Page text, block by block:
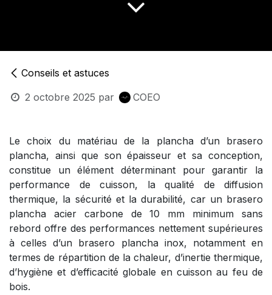
Conseils et astuces
2 octobre 2025 par COEO
Le choix du matériau de la plancha d’un brasero
plancha, ainsi que son épaisseur et sa conception,
constitue un élément déterminant pour garantir la
performance de cuisson, la qualité de diffusion
thermique, la sécurité et la durabilité, car un brasero
plancha acier carbone de 10 mm minimum sans
rebord offre des performances nettement supérieures
à celles d’un brasero plancha inox, notamment en
termes de répartition de la chaleur, d’inertie thermique,
d’hygiène et d’efficacité globale en cuisson au feu de
bois.